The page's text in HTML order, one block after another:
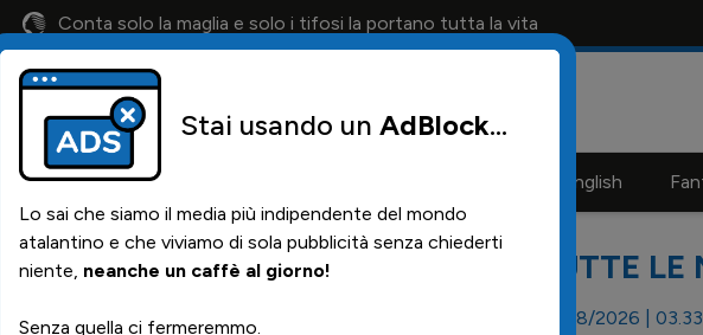
Conta solo la maglia e solo i tifosi la portano tutta la vita
Calendario Il 12° Uomo News in english
TUTTE LE
03/08/2026 | 03.33
Stai usando un AdBlock...
Lo sai che siamo il media più indipendente del mondo
atalantino e che viviamo di sola pubblicità senza chiederti
niente, neanche un caffè al giorno!
Senza quella ci fermeremmo.